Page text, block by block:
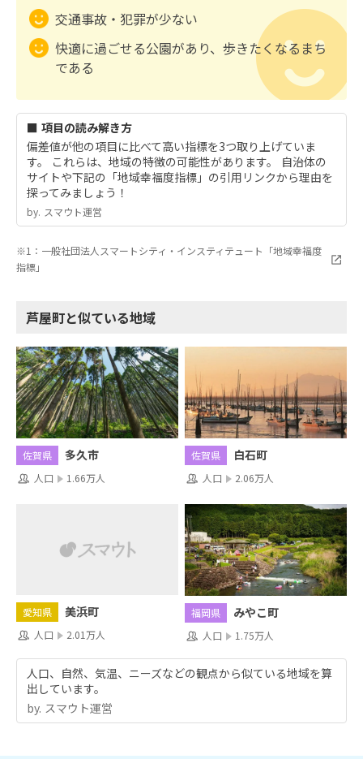
交通事故・犯罪が少ない
快適に過ごせる公園があり、歩きたくなるまち
である
■ 項目の読み解き方
偏差値が他の項目に比べて高い指標を3つ取り上げていま
す。 これらは、地域の特徴の可能性があります。 自治体の
サイトや下記の「地域幸福度指標」の引用リンクから理由を
探ってみましょう！
by.︎ スマウト運営
※1：一般社団法人スマートシティ・インスティテュート「地域幸福度
指標」
芦屋町と似ている地域
佐賀県 多久市
人口 1.66万人
佐賀県 白石町
人口 2.06万人
愛知県 美浜町
人口 2.01万人
福岡県 みやこ町
人口 1.75万人
人口、自然、気温、ニーズなどの観点から似ている地域を算
出しています。
by.︎ スマウト運営